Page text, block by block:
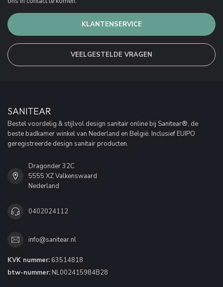
KLANTENSERVICE
VEELGESTELDE VRAGEN
SANITEAR
Bestel voordelig & stijlvol design sanitair online bij Sanitear®, de
beste badkamer winkel van Nederland en België. Inclusief EUIPO
geregistreerde design sanitair producten.
Dragonder 32C
5555 XZ Valkenswaard
Nederland
0402024112
info@sanitear.nl
KVK nummer: 63514818
btw-nummer: NL002415984B28